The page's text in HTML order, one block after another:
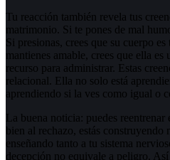
Tu reacción también revela tus
matrimonio. Si te pones de mal
Si presionas, crees que su cuerpo
mantienes amable, crees que ella
recurso para administrar. Estas
relacional. Ella no solo está
aprendiendo si la ves como igual o
La buena noticia: puedes reentrenar
bien al rechazo, estás construyendo
enseñando tanto a tu sistema
decepción no equivale a peligro.